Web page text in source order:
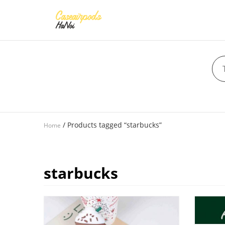
Home / Products tagged “starbucks”
starbucks